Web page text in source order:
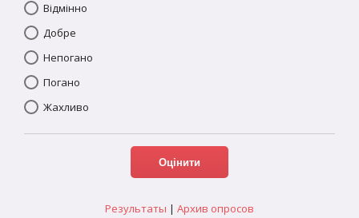
Відмінно
Добре
Непогано
Погано
Жахливо
Результаты | Архив опросов